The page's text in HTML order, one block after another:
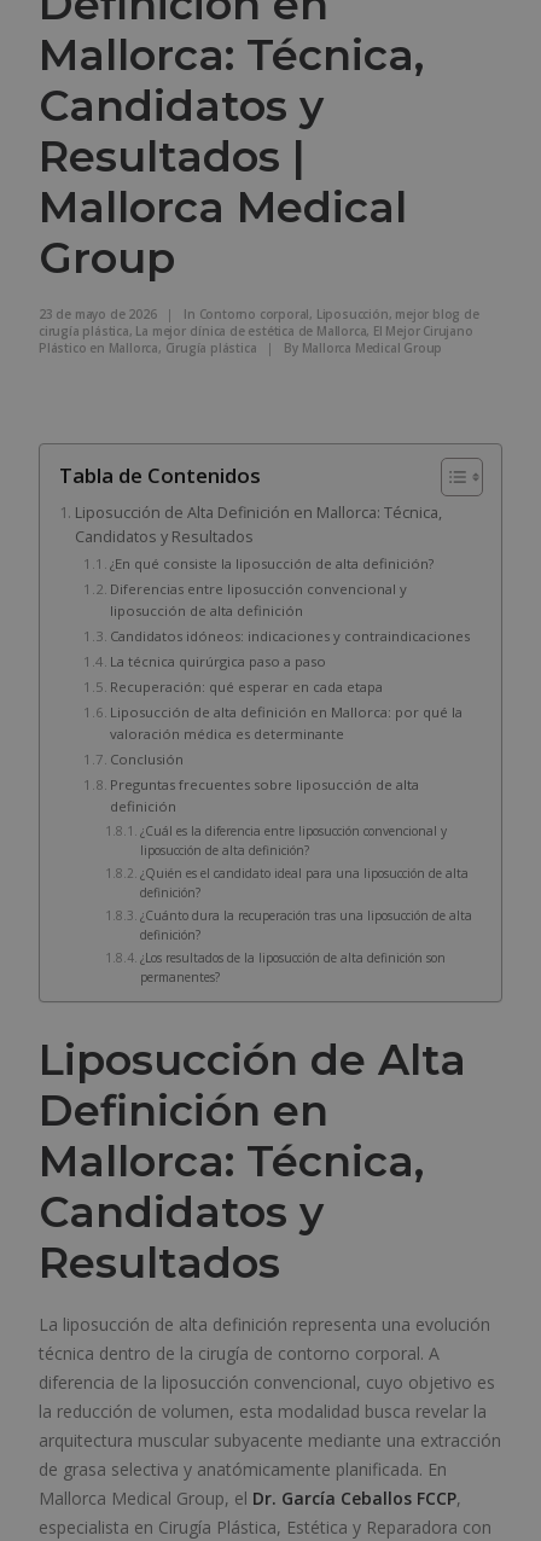
Mallorca: Técnica,
Candidatos y
Resultados |
Mallorca Medical
Group
23 de mayo de 2026 | In Contorno corporal, Liposucción, mejor blog de
cirugía plástica, La mejor clínica de estética de Mallorca, El Mejor Cirujano
Plástico en Mallorca, Cirugía plástica | By Mallorca Medical Group
Tabla de Contenidos
Liposucción de Alta Definición en Mallorca: Técnica,
Candidatos y Resultados
¿En qué consiste la liposucción de alta definición?
Diferencias entre liposucción convencional y
liposucción de alta definición
Candidatos idóneos: indicaciones y contraindicaciones
La técnica quirúrgica paso a paso
Recuperación: qué esperar en cada etapa
Liposucción de alta definición en Mallorca: por qué la
valoración médica es determinante
Conclusión
Preguntas frecuentes sobre liposucción de alta
definición
¿Cuál es la diferencia entre liposucción convencional y
liposucción de alta definición?
¿Quién es el candidato ideal para una liposucción de alta
definición?
¿Cuánto dura la recuperación tras una liposucción de alta
definición?
¿Los resultados de la liposucción de alta definición son
permanentes?
Liposucción de Alta
Definición en
Mallorca: Técnica,
Candidatos y
Resultados
La liposucción de alta definición representa una evolución
técnica dentro de la cirugía de contorno corporal. A
diferencia de la liposucción convencional, cuyo objetivo es
la reducción de volumen, esta modalidad busca revelar la
arquitectura muscular subyacente mediante una extracción
de grasa selectiva y anatómicamente planificada. En
Mallorca Medical Group, el Dr. García Ceballos FCCP,
especialista en Cirugía Plástica, Estética y Reparadora con